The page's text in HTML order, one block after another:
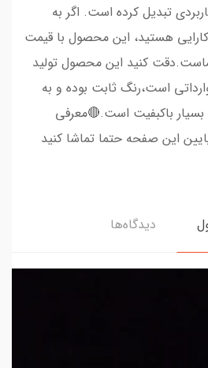
تبدیل کرده است. اگر به
هستید، این محصول با قیمت
کنید این محصول تولید
است،رنگ ثابت بوده و به
باکبفیت است.🔴معرفی
این صفحه حتما تماشا کنید
دیدگاه‌ها